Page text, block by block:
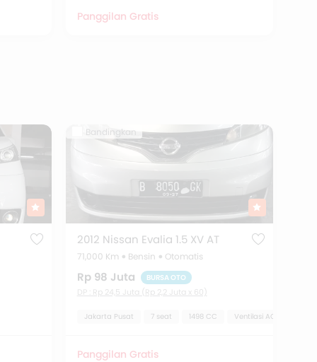
Panggilan Gratis
Bandingkan
2012 Nissan Evalia 1.5 XV AT
71,000 Km Bensin Otomatis
Rp 98 Juta BURSA OTO
DP : Rp 24,5 Juta (Rp 2,2 Juta x 60)
Jakarta Pusat 7 seat 1498 CC Ventilasi AC Belakang
Panggilan Gratis